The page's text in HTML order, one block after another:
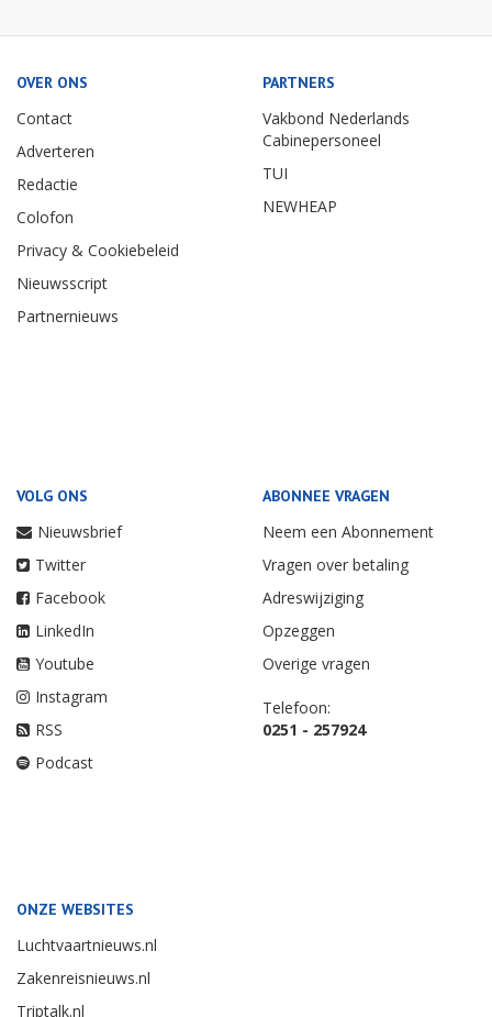
OVER ONS
Contact
Adverteren
Redactie
Colofon
Privacy & Cookiebeleid
Nieuwsscript
Partnernieuws
PARTNERS
Vakbond Nederlands
Cabinepersoneel
TUI
NEWHEAP
VOLG ONS
Nieuwsbrief
Twitter
Facebook
LinkedIn
Youtube
Instagram
RSS
Podcast
ABONNEE VRAGEN
Neem een Abonnement
Vragen over betaling
Adreswijziging
Opzeggen
Overige vragen
Telefoon:
0251 - 257924
ONZE WEBSITES
Luchtvaartnieuws.nl
Zakenreisnieuws.nl
Triptalk.nl